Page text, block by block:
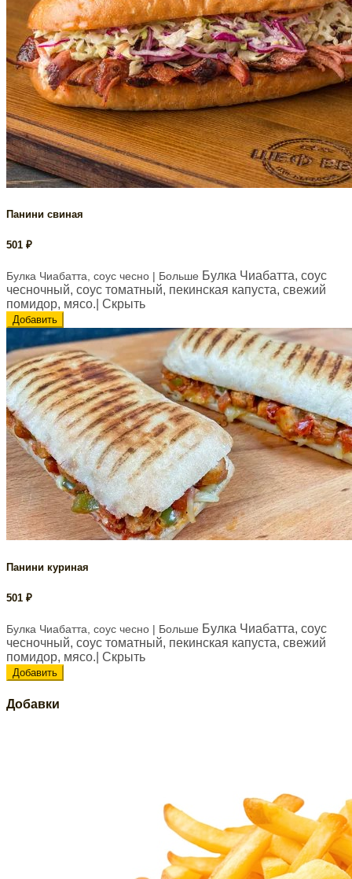
Панини свиная
501 ₽
Булка Чиабатта, соус чесно | Больше Булка Чиабатта, соус
чесночный, соус томатный, пекинская капуста, свежий
помидор, мясо. | Скрыть
Добавить
Панини куриная
501 ₽
Булка Чиабатта, соус чесно | Больше Булка Чиабатта, соус
чесночный, соус томатный, пекинская капуста, свежий
помидор, мясо. | Скрыть
Добавить
Добавки